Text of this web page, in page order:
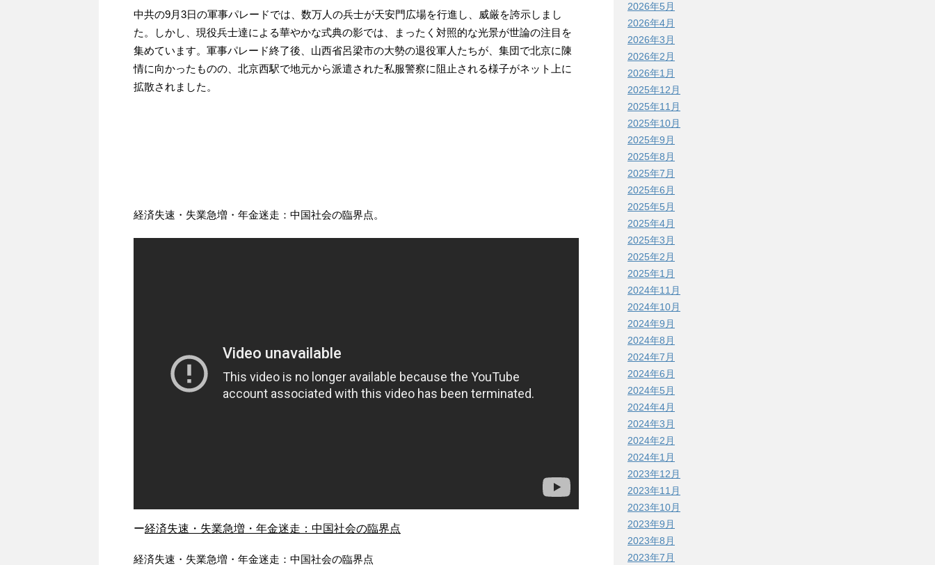
中共の9月3日の軍事パレードでは、数万人の兵士が天安門広場を行進し、威厳を誇示しまし
た。しかし、現役兵士達による華やかな式典の影では、まったく対照的な光景が世論の注目を
集めています。軍事パレード終了後、山西省呂梁市の大勢の退役軍人たちが、集団で北京に陳
情に向かったものの、北京西駅で地元から派遣された私服警察に阻止される様子がネット上に
拡散されました。
経済失速・失業急増・年金迷走：中国社会の臨界点。
ー経済失速・失業急増・年金迷走：中国社会の臨界点
経済失速・失業急増・年金迷走：中国社会の臨界点
2026年5月
2026年4月
2026年3月
2026年2月
2026年1月
2025年12月
2025年11月
2025年10月
2025年9月
2025年8月
2025年7月
2025年6月
2025年5月
2025年4月
2025年3月
2025年2月
2025年1月
2024年11月
2024年10月
2024年9月
2024年8月
2024年7月
2024年6月
2024年5月
2024年4月
2024年3月
2024年2月
2024年1月
2023年12月
2023年11月
2023年10月
2023年9月
2023年8月
2023年7月